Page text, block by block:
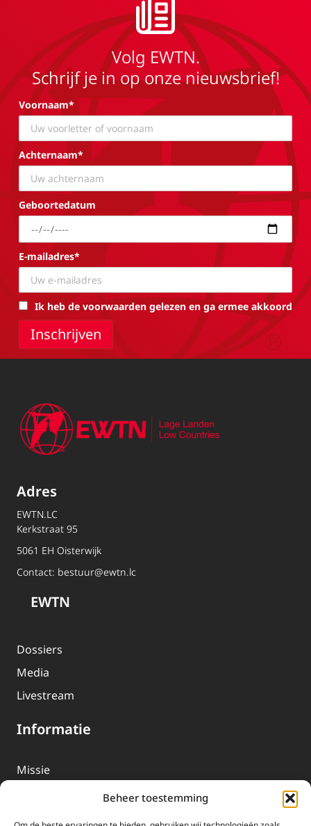
Beheer toestemming
Volg EWTN.
Schrijf je in op onze nieuwsbrief!
Voornaam*
Achternaam*
Geboortedatum
E-mailadres*
Ik heb de voorwaarden gelezen en ga ermee akkoord
Adres
EWTN.LC
Kerkstraat 95
5061 EH Oisterwijk
Contact: bestuur@ewtn.lc
EWTN
Dossiers
Media
Livestream
Informatie
Missie